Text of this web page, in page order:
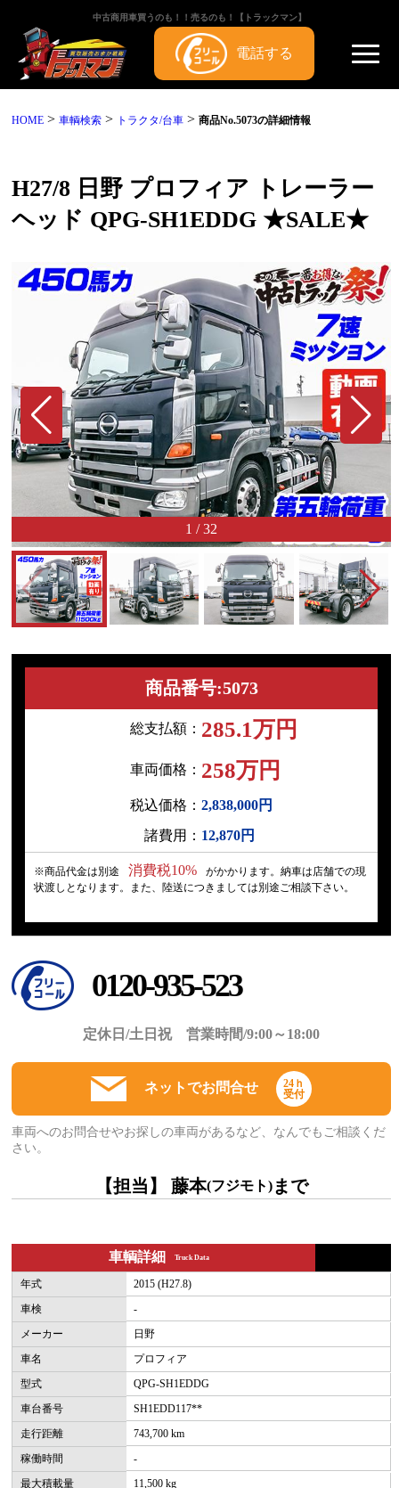
中古商用車買うのも！！売るのも！【トラックマン】
電話する
HOME >車輌検索 > トラクタ/台車 >商品No.5073の詳細情報
H27/8 日野 プロフィア トレーラー
ヘッド QPG-SH1EDDG ★SALE★
1 /32
0120-935-523
定休日/土日祝 営業時間/9:00～18:00
ネットでお問合せ
24ｈ
受付
車両へのお問合せやお探しの車両があるなど、なんでもご相談くだ
さい。
【担当】 藤本(フジモト)まで
商品番号:5073
総支払額： 285.1万円
車両価格： 258万円
税込価格：2,838,000円
諸費用： 12,870円
※商品代金は別途 消費税10%
がかかります。納車は店舗での現
状渡しとなります。また、陸送につきましては別途ご相談下さい。
車輌詳細 Truck Data
年式
2015 (H27.8)
車検
-
メーカー
日野
車名
プロフィア
型式
QPG-SH1EDDG
車台番号
SH1EDD117**
走行距離
743,700 km
稼働時間
-
最大積載量
11,500 kg